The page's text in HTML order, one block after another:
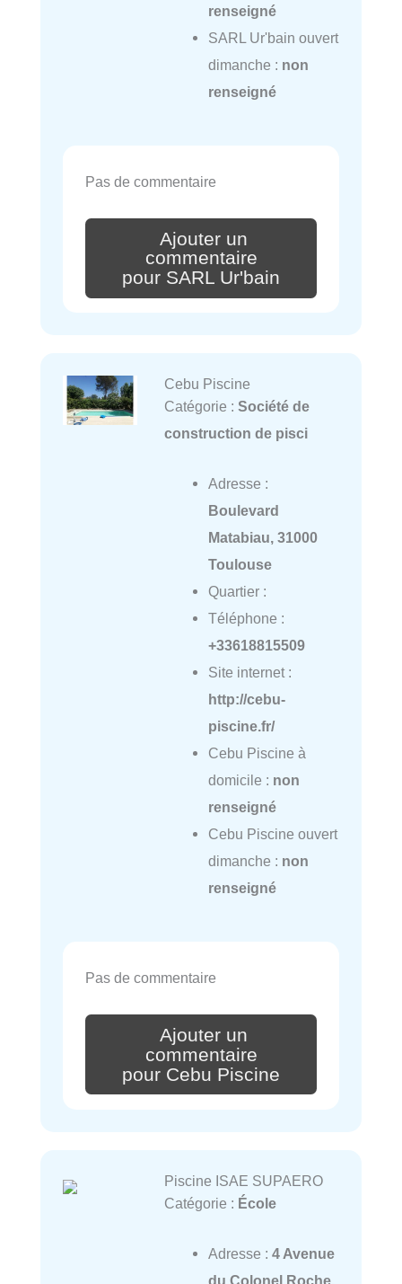
renseigné
SARL Ur'bain ouvert
dimanche : non
renseigné
Pas de commentaire
Ajouter un
commentaire
pour SARL Ur'bain
Cebu Piscine
Catégorie : Société de
construction de pisci
Adresse :
Boulevard
Matabiau, 31000
Toulouse
Quartier :
Téléphone :
+33618815509
Site internet :
http://cebu-
piscine.fr/
Cebu Piscine à
domicile : non
renseigné
Cebu Piscine ouvert
dimanche : non
renseigné
Pas de commentaire
Ajouter un
commentaire
pour Cebu Piscine
Piscine ISAE SUPAERO
Catégorie : École
Adresse : 4 Avenue
du Colonel Roche,